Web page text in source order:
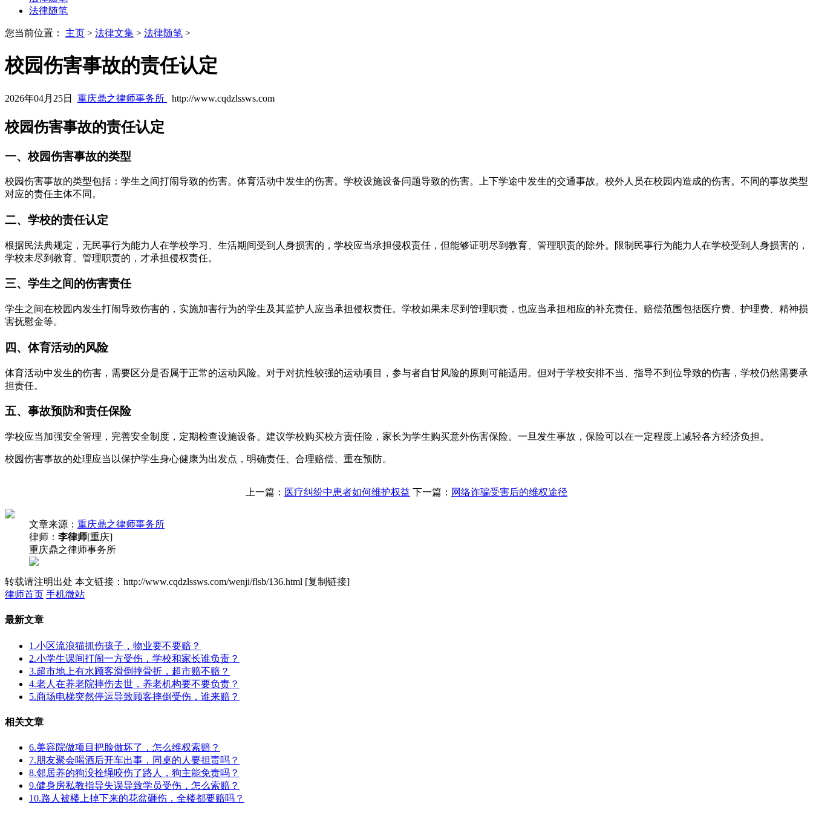
法律随笔
您当前位置： 主页 > 法律文集 > 法律随笔 >
校园伤害事故的责任认定
2026年04月25日 重庆鼎之律师事务所 http://www.cqdzlssws.com
校园伤害事故的责任认定
一、校园伤害事故的类型
校园伤害事故的类型包括：学生之间打闹导致的伤害。体育活动中发生的伤害。学校设施设备问题导致的伤害。上下学途中发生的交通事故。校外人员在校园内造成的伤害。不同的事故类型
对应的责任主体不同。
二、学校的责任认定
根据民法典规定，无民事行为能力人在学校学习、生活期间受到人身损害的，学校应当承担侵权责任，但能够证明尽到教育、管理职责的除外。限制民事行为能力人在学校受到人身损害的，
学校未尽到教育、管理职责的，才承担侵权责任。
三、学生之间的伤害责任
学生之间在校园内发生打闹导致伤害的，实施加害行为的学生及其监护人应当承担侵权责任。学校如果未尽到管理职责，也应当承担相应的补充责任。赔偿范围包括医疗费、护理费、精神损
害抚慰金等。
四、体育活动的风险
体育活动中发生的伤害，需要区分是否属于正常的运动风险。对于对抗性较强的运动项目，参与者自甘风险的原则可能适用。但对于学校安排不当、指导不到位导致的伤害，学校仍然需要承
担责任。
五、事故预防和责任保险
学校应当加强安全管理，完善安全制度，定期检查设施设备。建议学校购买校方责任险，家长为学生购买意外伤害保险。一旦发生事故，保险可以在一定程度上减轻各方经济负担。
校园伤害事故的处理应当以保护学生身心健康为出发点，明确责任、合理赔偿、重在预防。
上一篇： 医疗纠纷中患者如何维护权益 下一篇： 网络诈骗受害后的维权途径
文章来源： 重庆鼎之律师事务所
律师： 李律师[重庆]
重庆鼎之律师事务所
转载请注明出处 本文链接：http://www.cqdzlssws.com/wenji/flsb/136.html [复制链接]
律师首页 手机微站
最新文章
1.小区流浪猫抓伤孩子，物业要不要赔？
2.小学生课间打闹一方受伤，学校和家长谁负责？
3.超市地上有水顾客滑倒摔骨折，超市赔不赔？
4.老人在养老院摔伤去世，养老机构要不要负责？
5.商场电梯突然停运导致顾客摔倒受伤，谁来赔？
相关文章
6.美容院做项目把脸做坏了，怎么维权索赔？
7.朋友聚会喝酒后开车出事，同桌的人要担责吗？
8.邻居养的狗没拴绳咬伤了路人，狗主能免责吗？
9.健身房私教指导失误导致学员受伤，怎么索赔？
10.路人被楼上掉下来的花盆砸伤，全楼都要赔吗？